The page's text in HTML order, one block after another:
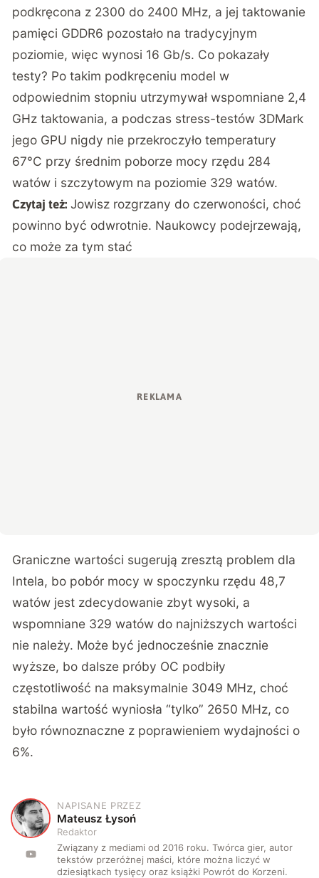
podkręcona z 2300 do 2400 MHz, a jej taktowanie
pamięci GDDR6 pozostało na tradycyjnym
poziomie, więc wynosi 16 Gb/s. Co pokazały
testy? Po takim podkręceniu model w
odpowiednim stopniu utrzymywał wspomniane 2,4
GHz taktowania, a podczas stress-testów 3DMark
jego GPU nigdy nie przekroczyło temperatury
67°C przy średnim poborze mocy rzędu 284
watów i szczytowym na poziomie 329 watów.
Czytaj też: Jowisz rozgrzany do czerwoności, choć
powinno być odwrotnie. Naukowcy podejrzewają,
co może za tym stać
Graniczne wartości sugerują zresztą problem dla
Intela, bo pobór mocy w spoczynku rzędu 48,7
watów jest zdecydowanie zbyt wysoki, a
wspomniane 329 watów do najniższych wartości
nie należy. Może być jednocześnie znacznie
wyższe, bo dalsze próby OC podbiły
częstotliwość na maksymalnie 3049 MHz, choć
stabilna wartość wyniosła “tylko” 2650 MHz, co
było równoznaczne z poprawieniem wydajności o
6%.
M
NAPISANE PRZEZ
Mateusz Łysoń
Redaktor
Związany z mediami od 2016 roku. Twórca gier, autor
tekstów przeróżnej maści, które można liczyć w
dziesiątkach tysięcy oraz książki Powrót do Korzeni.